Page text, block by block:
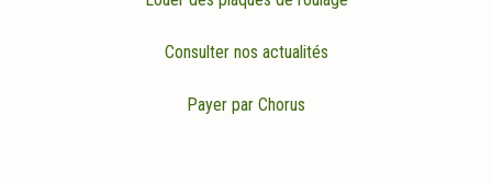
Consulter nos actualités
Payer par Chorus